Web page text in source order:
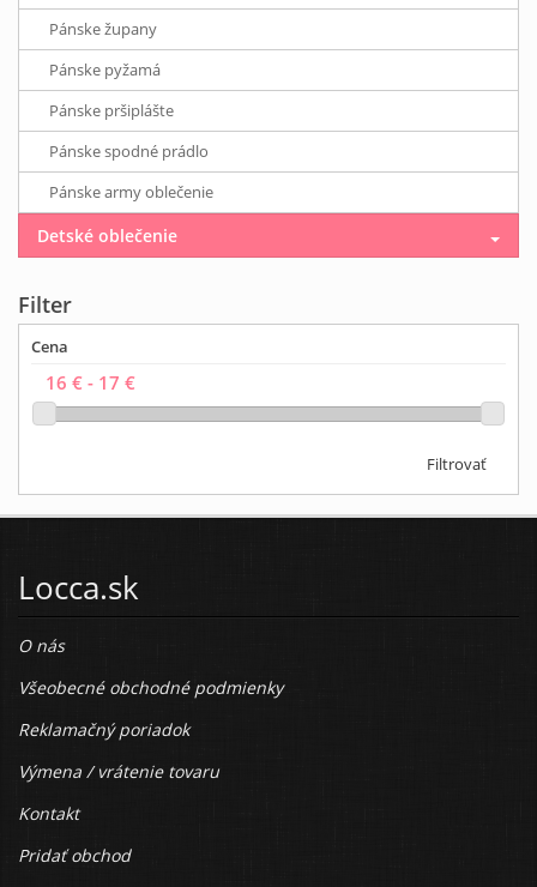
Pánske župany
Pánske pyžamá
Pánske pršiplášte
Pánske spodné prádlo
Pánske army oblečenie
Detské oblečenie
Filter
Cena
Filtrovať
Locca.sk
O nás
Všeobecné obchodné podmienky
Reklamačný poriadok
Výmena / vrátenie tovaru
Kontakt
Pridať obchod